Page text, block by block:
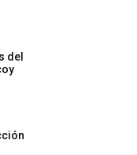
del